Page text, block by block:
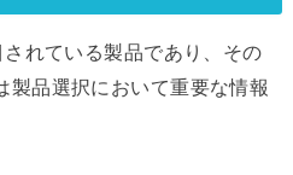
れている製品であり、その
製品選択において重要な情報